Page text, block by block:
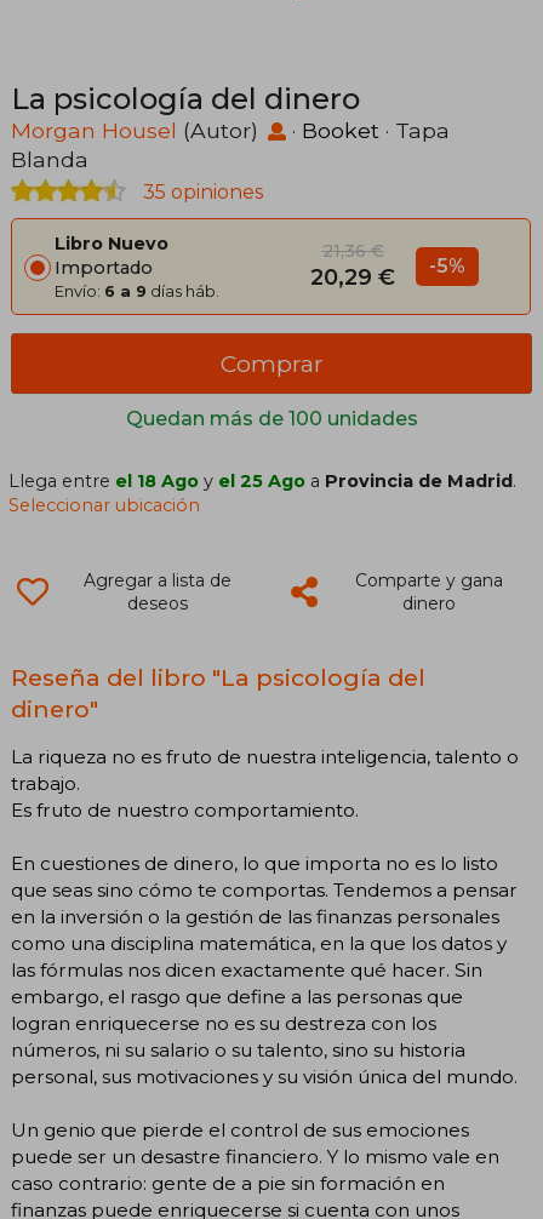
La psicología del dinero
Morgan Housel (Autor) · Booket · Tapa
Blanda
35 opiniones
Libro Nuevo
Importado
Envío: 6 a 9 días háb.
21,36 €
20,29 € -5%
Quedan más de 100 unidades
Comprar
Llega entre el 18 Ago y el 25 Ago a Provincia de Madrid.
Seleccionar ubicación
Agregar a lista de
deseos
Comparte y gana
dinero
Reseña del libro "La psicología del
dinero"
La riqueza no es fruto de nuestra inteligencia, talento o
trabajo.
Es fruto de nuestro comportamiento.
En cuestiones de dinero, lo que importa no es lo listo
que seas sino cómo te comportas. Tendemos a pensar
en la inversión o la gestión de las finanzas personales
como una disciplina matemática, en la que los datos y
las fórmulas nos dicen exactamente qué hacer. Sin
embargo, el rasgo que define a las personas que
logran enriquecerse no es su destreza con los
números, ni su salario o su talento, sino su historia
personal, sus motivaciones y su visión única del mundo.
Un genio que pierde el control de sus emociones
puede ser un desastre financiero. Y lo mismo vale en
caso contrario: gente de a pie sin formación en
finanzas puede enriquecerse si cuenta con unos